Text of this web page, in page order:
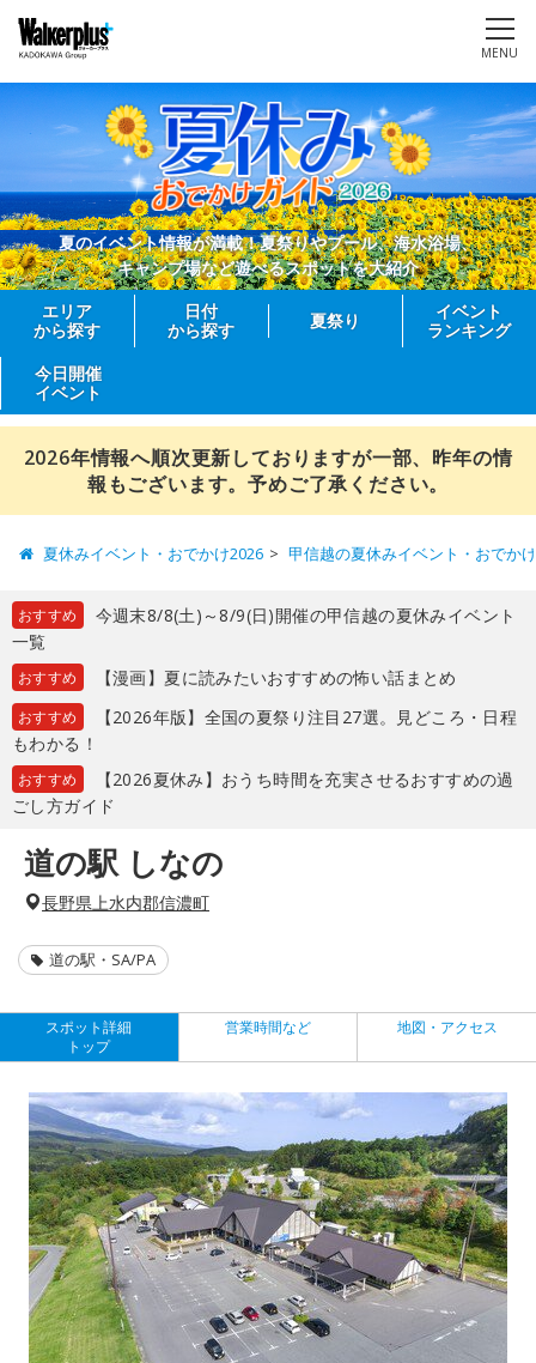
MENU
夏のイベント情報が満載！夏祭りやプール、海水浴場、
キャンプ場など遊べるスポットを大紹介
エリア
から探す
日付
から探す
夏祭り
イベント
ランキング
今日開催
イベント
2026年情報へ順次更新しておりますが一部、昨年の情
報もございます。予めご了承ください。
夏休みイベント・おでかけ2026 甲信越の夏休みイベント・おでか
おすすめ
今週末8/8(土)～8/9(日)開催の甲信越の夏休みイベント
一覧
おすすめ 【漫画】夏に読みたいおすすめの怖い話まとめ
おすすめ
【2026年版】全国の夏祭り注目27選。見どころ・日程
もわかる！
おすすめ
【2026夏休み】おうち時間を充実させるおすすめの過
ごし方ガイド
道の駅 しなの
長野県上水内郡信濃町
道の駅・SA/PA
スポット詳細
トップ
営業時間など 地図・アクセス